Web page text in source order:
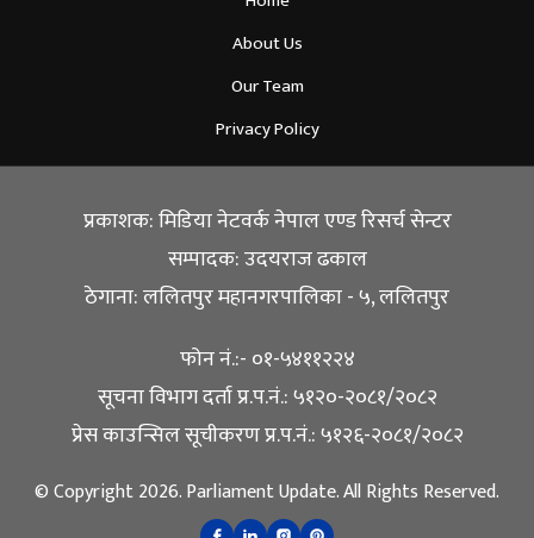
About Us
Our Team
Privacy Policy
प्रकाशक: मिडिया नेटवर्क नेपाल एण्ड रिसर्च सेन्टर
सम्पादक: उदयराज ढकाल
ठेगाना: ललितपुर महानगरपालिका - ५, ललितपुर
फोन नं.:- ०१-५४११२२४
सूचना विभाग दर्ता प्र.प.नं.: ५१२०-२०८१/२०८२
प्रेस काउन्सिल सूचीकरण प्र.प.नं.: ५१२६-२०८१/२०८२
© Copyright 2026. Parliament Update. All Rights Reserved.